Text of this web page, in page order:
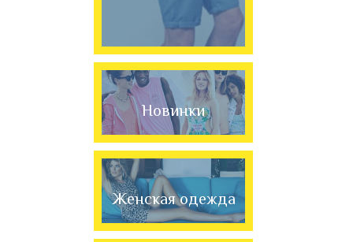
Новинки
Женская одежда